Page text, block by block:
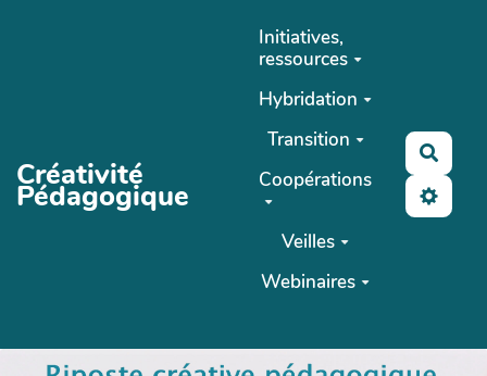
Créativité
Pédagogique
Initiatives,
ressources
Hybridation
Transition
Coopérations
Veilles
Webinaires